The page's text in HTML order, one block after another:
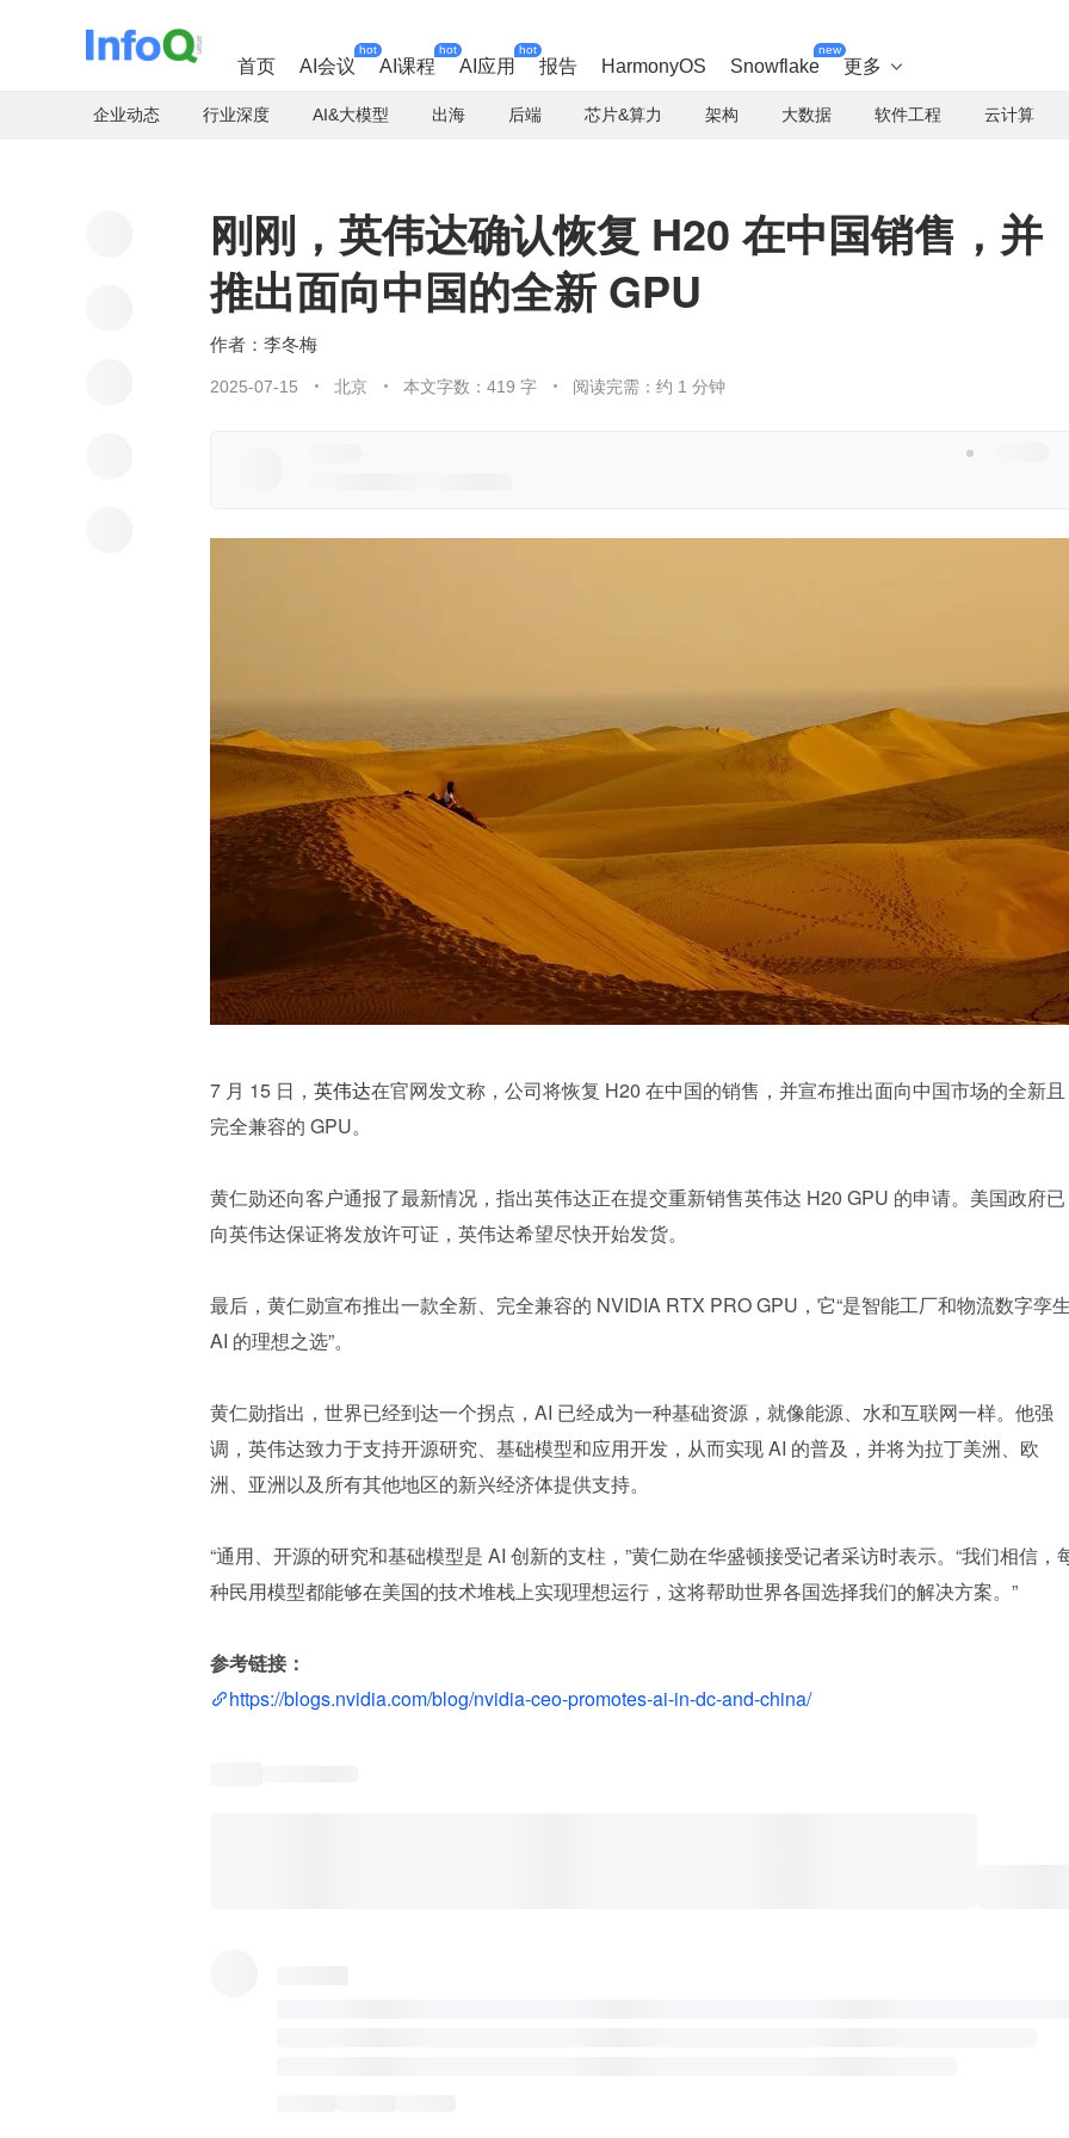
首页 AI会议
hot
AI课程
hot
AI应用
hot
报告 HarmonyOS Snowflake
new
更多 
企业动态 行业深度 AI&大模型 出海 后端 芯片&算力 架构 大数据 软件工程 云计算
刚刚，英伟达确认恢复 H20 在中国销售，并
推出面向中国的全新 GPU
李冬梅
2025-07-15 北京 本文字数：419 字 阅读完需：约 1 分钟
7 月 15 日， 英伟达在官网发文称，公司将恢复 H20 在中国的销售，并宣布推出面向中国市场的全新且
完全兼容的 GPU。
黄仁勋还向客户通报了最新情况，指出英伟达正在提交重新销售英伟达 H20 GPU 的申请。美国政府已
向英伟达保证将发放许可证，英伟达希望尽快开始发货。
最后，黄仁勋宣布推出一款全新、完全兼容的 NVIDIA RTX PRO GPU，它“是智能工厂和物流数字孪
AI 的理想之选”。
黄仁勋指出，世界已经到达一个拐点，AI 已经成为一种基础资源，就像能源、水和互联网一样。他强
调，英伟达致力于支持开源研究、基础模型和应用开发，从而实现 AI 的普及，并将为拉丁美洲、欧
洲、亚洲以及所有其他地区的新兴经济体提供支持。
“通用、开源的研究和基础模型是 AI 创新的支柱，”黄仁勋在华盛顿接受记者采访时表示。“我们相信，
种民用模型都能够在美国的技术堆栈上实现理想运行，这将帮助世界各国选择我们的解决方案。”
参考链接：
https://blogs.nvidia.com/blog/nvidia-ceo-promotes-ai-in-dc-and-china/